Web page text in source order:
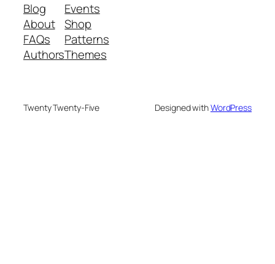
Blog
About
FAQs
Authors
Events
Shop
Patterns
Themes
Twenty Twenty-Five Designed withWordPress